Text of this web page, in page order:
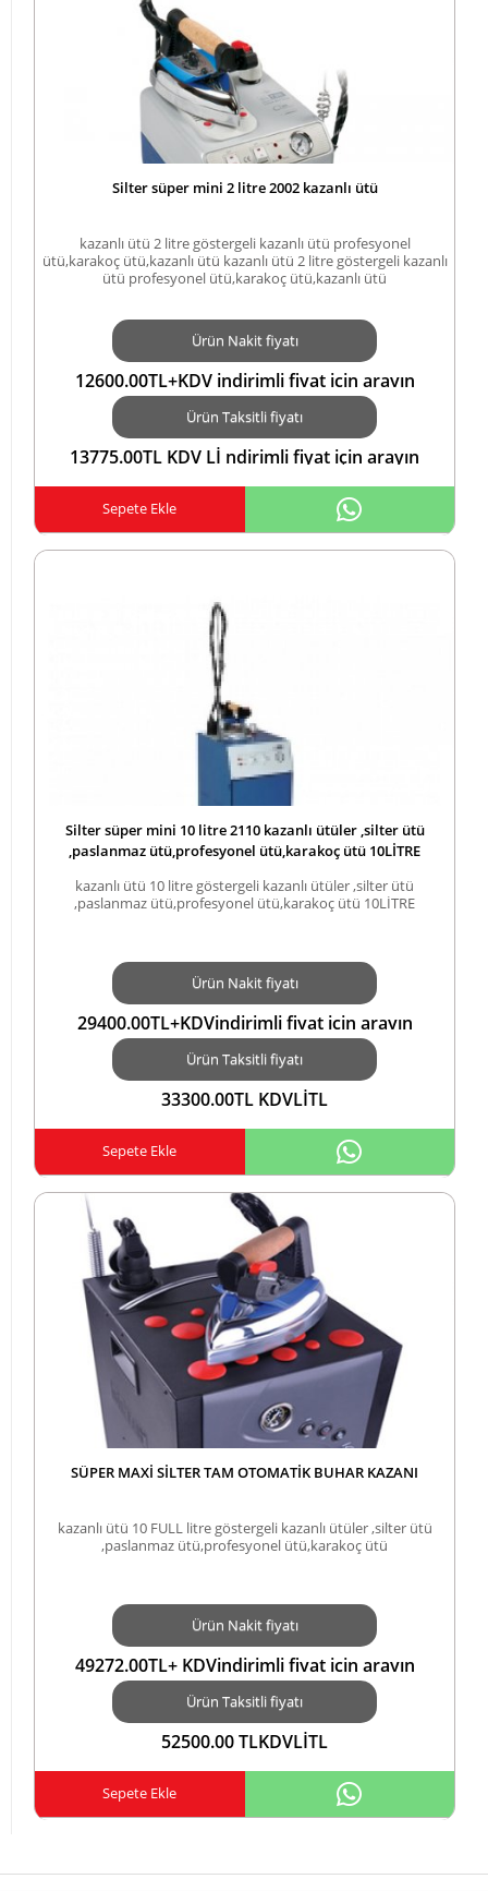
Silter süper mini 2 litre 2002 kazanlı ütü
kazanlı ütü 2 litre göstergeli kazanlı ütü profesyonel
ütü,karakoç ütü,kazanlı ütü kazanlı ütü 2 litre göstergeli kazanlı
ütü profesyonel ütü,karakoç ütü,kazanlı ütü
Ürün Nakit fiyatı
12600.00TL+KDV indirimli fiyat için arayın
05423552183TL
Ürün Taksitli fiyatı
13775.00TL KDV Lİ ndirimli fiyat için arayın
Sepete Ekle
Silter süper mini 10 litre 2110 kazanlı ütüler ,silter ütü
,paslanmaz ütü,profesyonel ütü,karakoç ütü 10LİTRE
kazanlı ütü 10 litre göstergeli kazanlı ütüler ,silter ütü
,paslanmaz ütü,profesyonel ütü,karakoç ütü 10LİTRE
Ürün Nakit fiyatı
29400.00TL+KDVindirimli fiyat için arayın
5423552183 ZİRAAT COMBO KARTA TAKSİTTL
Ürün Taksitli fiyatı
33300.00TL KDVLİTL
Sepete Ekle
SÜPER MAXİ SİLTER TAM OTOMATİK BUHAR KAZANI
kazanlı ütü 10 FULL litre göstergeli kazanlı ütüler ,silter ütü
,paslanmaz ütü,profesyonel ütü,karakoç ütü
Ürün Nakit fiyatı
49272.00TL+ KDVindirimli fiyat için arayın
5423552183 ZİRAAT COMBO KARTA TAKSİTTL
Ürün Taksitli fiyatı
52500.00 TLKDVLİTL
Sepete Ekle